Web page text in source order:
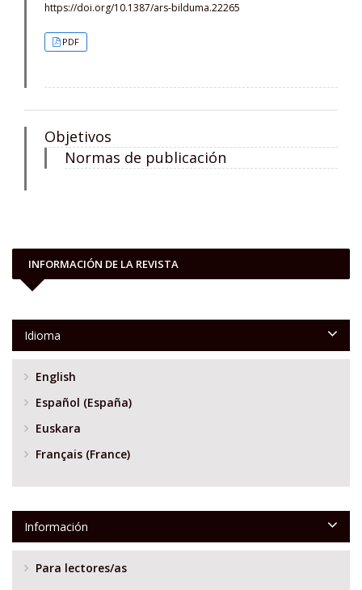
https://doi.org/10.1387/ars-bilduma.22265
PDF
Objetivos
Normas de publicación
INFORMACIÓN DE LA REVISTA
Idioma
English
Español (España)
Euskara
Français (France)
Información
Para lectores/as